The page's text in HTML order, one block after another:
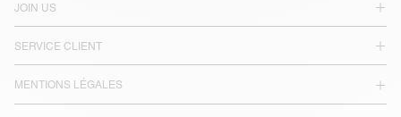
JOIN US
SERVICE CLIENT
MENTIONS LÉGALES